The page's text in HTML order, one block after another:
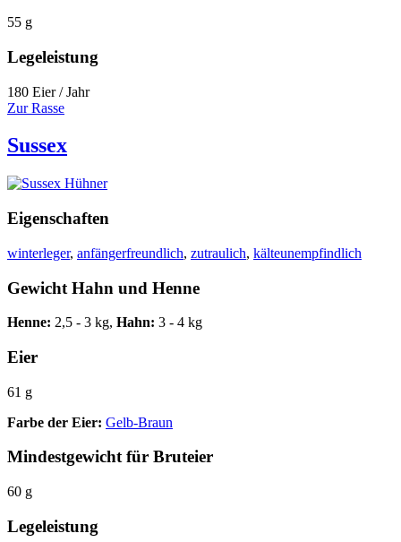
55 g
Legeleistung
180 Eier / Jahr
Zur Rasse
Sussex
Eigenschaften
winterleger, anfängerfreundlich, zutraulich, kälteunempfindlich
Gewicht Hahn und Henne
Henne: 2,5 - 3 kg, Hahn: 3 - 4 kg
Eier
61 g
Farbe der Eier: Gelb-Braun
Mindestgewicht für Bruteier
60 g
Legeleistung